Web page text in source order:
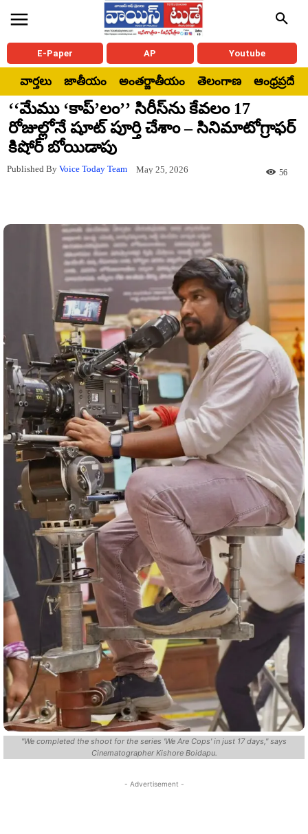
E-Paper AP Youtube
వార్తలు జాతీయం అంతర్జాతీయం తెలంగాణ ఆంధ్రప్రదేశ్
‘‘మేము ‘కాప్‌’లం’’ సిరీస్‌ను కేవలం 17
రోజుల్లోనే షూట్ పూర్తి చేశాం – సినిమాటోగ్రాఫ‌ర్‌
కిషోర్ బోయిడాపు
Published By Voice Today Team May 25, 2026 56
"We completed the shoot for the series 'We Are Cops' in just 17 days," says
Cinematographer Kishore Boidapu.
- Advertisement -